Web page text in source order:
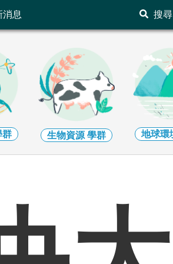
消息 搜尋
群 地球環境 學群 建築設